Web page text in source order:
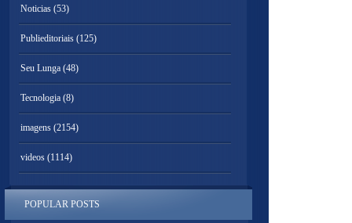
Noticias (53)
Publieditoriais (125)
Seu Lunga (48)
Tecnologia (8)
imagens (2154)
videos (1114)
POPULAR POSTS